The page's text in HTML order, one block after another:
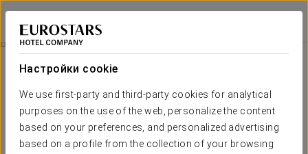
Настройки cookie
We use first-party and third-party cookies for analytical
purposes on the use of the web, personalize the content
based on your preferences, and personalized advertising
based on a profile from the collection of your browsing
Áurea Museum
ЛИССАБОН
Mini-Tour Of The Hotel’S Archaeological Remains